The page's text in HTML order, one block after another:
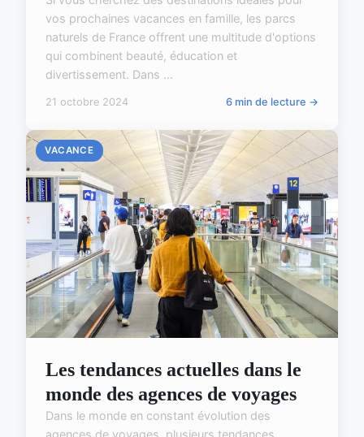
vos prochaines vacances en famille, les parcs
naturels de France offrent une multitude d'options
qui combinent beauté, éducation et
divertissement. Dans ...
21 octobre 2024 6 min de lecture →
VACANCE
Les tendances actuelles dans le
monde des agences de voyages
Dans le monde en constant évolution des
agences de voyages, plusieurs tendances